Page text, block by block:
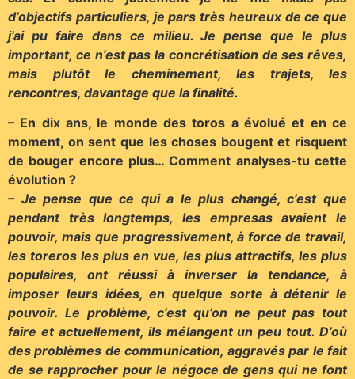
d’objectifs particuliers, je pars très heureux de ce que
j’ai pu faire dans ce milieu. Je pense que le plus
important, ce n’est pas la concrétisation de ses rêves,
mais plutôt le cheminement, les trajets, les
rencontres, davantage que la finalité.
– En dix ans, le monde des toros a évolué et en ce
moment, on sent que les choses bougent et risquent
de bouger encore plus… Comment analyses-tu cette
évolution ?
– Je pense que ce qui a le plus changé, c’est que
pendant très longtemps, les empresas avaient le
pouvoir, mais que progressivement, à force de travail,
les toreros les plus en vue, les plus attractifs, les plus
populaires, ont réussi à inverser la tendance, à
imposer leurs idées, en quelque sorte à détenir le
pouvoir. Le problème, c’est qu’on ne peut pas tout
faire et actuellement, ils mélangent un peu tout. D’où
des problèmes de communication, aggravés par le fait
de se rapprocher pour le négoce de gens qui ne font